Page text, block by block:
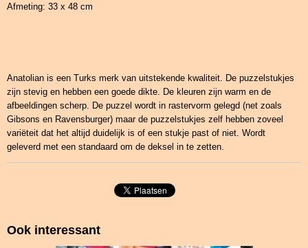
Afmeting: 33 x 48 cm
Anatolian is een Turks merk van uitstekende kwaliteit. De puzzelstukjes
zijn stevig en hebben een goede dikte. De kleuren zijn warm en de
afbeeldingen scherp. De puzzel wordt in rastervorm gelegd (net zoals
Gibsons en Ravensburger) maar de puzzelstukjes zelf hebben zoveel
variëteit dat het altijd duidelijk is of een stukje past of niet. Wordt
geleverd met een standaard om de deksel in te zetten.
Ook interessant